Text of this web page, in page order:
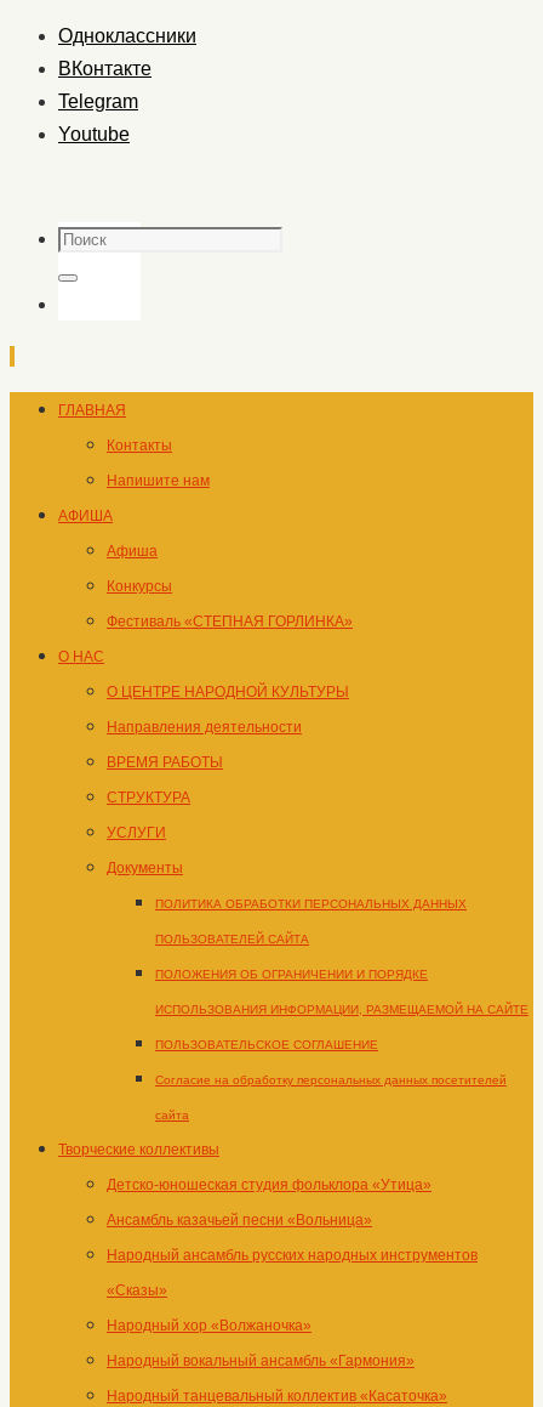
Одноклассники
ВКонтакте
Telegram
Youtube
Поиск
Поиск
Перейти
содержимому
ГЛАВНАЯ
Контакты
Напишите нам
АФИША
Афиша
Конкурсы
Фестиваль «СТЕПНАЯ ГОРЛИНКА»
О НАС
О ЦЕНТРЕ НАРОДНОЙ КУЛЬТУРЫ
Направления деятельности
ВРЕМЯ РАБОТЫ
СТРУКТУРА
УСЛУГИ
Документы
ПОЛИТИКА ОБРАБОТКИ ПЕРСОНАЛЬНЫХ ДАННЫХ
ПОЛЬЗОВАТЕЛЕЙ САЙТА
ПОЛОЖЕНИЯ ОБ ОГРАНИЧЕНИИ И ПОРЯДКЕ
ИСПОЛЬЗОВАНИЯ ИНФОРМАЦИИ, РАЗМЕЩАЕМОЙ НА САЙТЕ
ПОЛЬЗОВАТЕЛЬСКОЕ СОГЛАШЕНИЕ
Согласие на обработку персональных данных посетителей
сайта
Творческие коллективы
Детско-юношеская студия фольклора «Утица»
Ансамбль казачьей песни «Вольница»
Народный ансамбль русских народных инструментов
«Сказы»
Народный хор «Волжаночка»
Народный вокальный ансамбль «Гармония»
Народный танцевальный коллектив «Касаточка»